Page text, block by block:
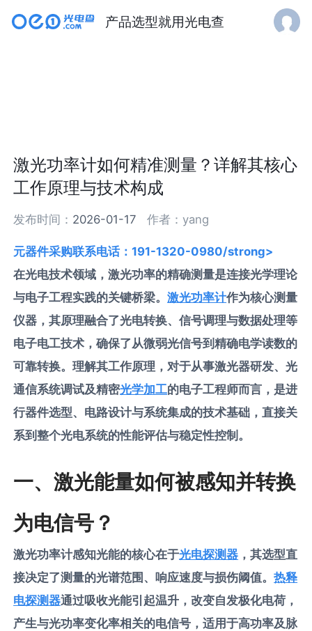
产品选型就用光电查
激光功率计如何精准测量？详解其核心
工作原理与技术构成
发布时间： 2026-01-17 作者：yang
元器件采购联系电话：191-1320-0980/strong>
在光电技术领域，激光功率的精确测量是连接光学理论
与电子工程实践的关键桥梁。激光功率计作为核心测量
仪器，其原理融合了光电转换、信号调理与数据处理等
电子电工技术，确保了从微弱光信号到精确电学读数的
可靠转换。理解其工作原理，对于从事激光器研发、光
通信系统调试及精密光学加工的电子工程师而言，是进
行器件选型、电路设计与系统集成的技术基础，直接关
系到整个光电系统的性能评估与稳定性控制。
一、激光能量如何被感知并转换
为电信号？
激光功率计感知光能的核心在于光电探测器 ，其选型直
接决定了测量的光谱范围、响应速度与损伤阈值。热释
电探测器通过吸收光能引起温升，改变自发极化电荷，
产生与光功率变化率相关的电信号，适用于高功率及脉